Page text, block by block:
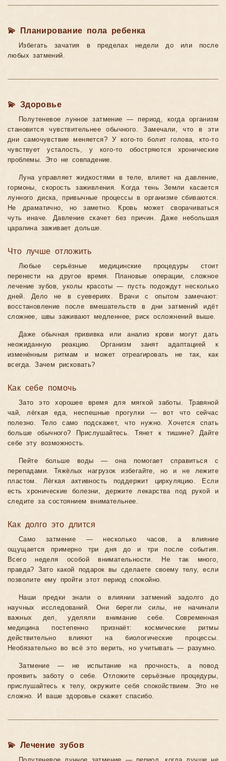
💫 Планирование пола ребенка
Избегать зачатия в пределах недели до или после
любых затмений.
💫 Здоровье
Полутеневое лунное затмение — период, когда организм
становится чувствительнее обычного. Замечали, что в эти
дни самочувствие меняется? У кого-то болит голова, кто-то
чувствует усталость, у кого-то обостряются хронические
проблемы. Это не совпадение.
Луна управляет жидкостями в теле, влияет на давление,
гормоны, скорость заживления. Когда тень Земли касается
лунного диска, привычные процессы в организме сбиваются.
Не драматично, но заметно. Кровь может сворачиваться
чуть иначе. Давление скачет без причин. Даже небольшая
царапина заживает дольше.
Что лучше отложить
Любые серьёзные медицинские процедуры стоит
перенести на другое время. Плановые операции, сложное
лечение зубов, уколы красоты — пусть подождут несколько
дней. Дело не в суевериях. Врачи с опытом замечают:
восстановление после вмешательств в дни затмений идёт
сложнее, швы заживают медленнее, риск осложнений выше.
Даже обычная прививка или анализ крови могут дать
неожиданную реакцию. Организм занят адаптацией к
изменённым ритмам и может отреагировать не так, как
всегда. Зачем рисковать?
Как себе помочь
Зато это хорошее время для мягкой заботы. Травяной
чай, лёгкая еда, неспешные прогулки — вот что сейчас
полезно. Тело само подскажет, что нужно. Хочется спать
больше обычного? Прислушайтесь. Тянет к тишине? Дайте
себе эту возможность.
Пейте больше воды — она помогает справиться с
перепадами. Тяжёлых нагрузок избегайте, но и не лежите
пластом. Лёгкая активность поддержит циркуляцию. Если
есть хронические болезни, держите лекарства под рукой и
следите за состоянием внимательнее.
Как долго это длится
Само затмение — несколько часов, а влияние
ощущается примерно три дня до и три после события.
Всего неделя особой внимательности. Не так много,
правда? Зато какой подарок вы сделаете своему телу, если
позволите ему пройти этот период спокойно.
Наши предки знали о влиянии затмений задолго до
научных исследований. Они берегли силы, не начинали
важных дел, уделяли внимание себе. Современная
медицина постепенно признаёт: космические ритмы
действительно влияют на биологические процессы.
Необязательно во всё это верить, но учитывать — разумно.
Затмение — не испытание на прочность, а повод
проявить заботу о себе. Отложите серьёзные процедуры,
прислушайтесь к телу, окружите себя спокойствием. Это не
сложно. И ваше здоровье скажет спасибо.
💫 Лечение зубов